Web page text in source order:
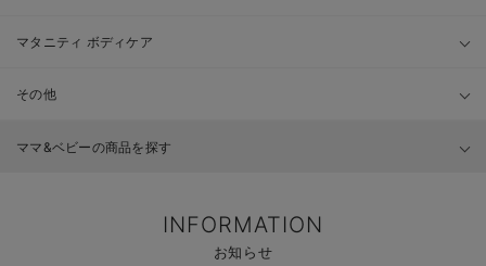
マタニティ ボディケア
その他
ママ&ベビーの商品を探す
INFORMATION
お知らせ